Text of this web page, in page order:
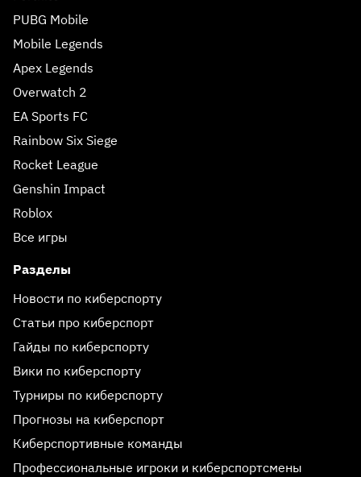
PUBG Mobile
Mobile Legends
Apex Legends
Overwatch 2
EA Sports FC
Rainbow Six Siege
Rocket League
Genshin Impact
Roblox
Все игры
Разделы
Новости по киберспорту
Статьи про киберспорт
Гайды по киберспорту
Вики по киберспорту
Турниры по киберспорту
Прогнозы на киберспорт
Киберспортивные команды
Профессиональные игроки и киберспортсмены